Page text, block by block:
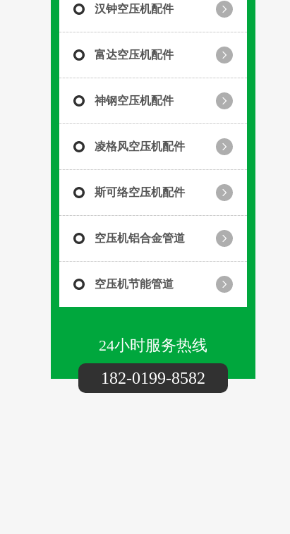
汉钟空压机配件
富达空压机配件
神钢空压机配件
凌格风空压机配件
斯可络空压机配件
空压机铝合金管道
空压机节能管道
24小时服务热线
182-0199-8582